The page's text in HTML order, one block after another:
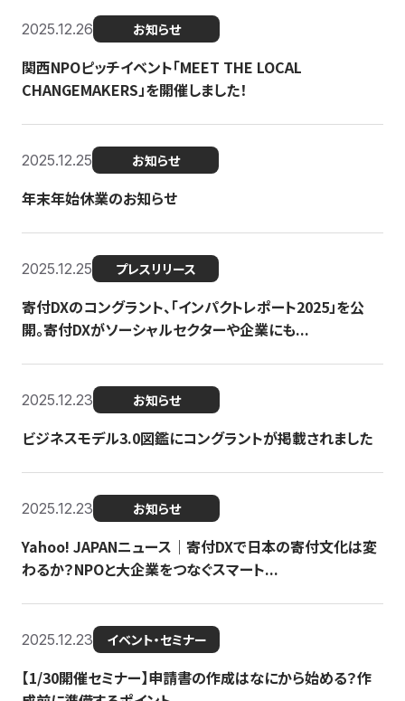
2025.12.26 お知らせ
関西NPOピッチイベント「MEET THE LOCAL
CHANGEMAKERS」を開催しました！
2025.12.25 お知らせ
年末年始休業のお知らせ
2025.12.25 プレスリリース
寄付DXのコングラント、「インパクトレポート2025」を公
開。寄付DXがソーシャルセクターや企業にも...
2025.12.23 お知らせ
ビジネスモデル3.0図鑑にコングラントが掲載されました
2025.12.23 お知らせ
Yahoo! JAPANニュース｜寄付DXで日本の寄付文化は変
わるか？NPOと大企業をつなぐスマート...
2025.12.23 イベント・セミナー
【1/30開催セミナー】申請書の作成はなにから始める？作